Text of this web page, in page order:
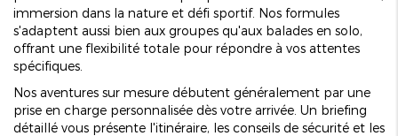
immersion dans la nature et défi sportif. Nos formules
s'adaptent aussi bien aux groupes qu'aux balades en solo,
offrant une flexibilité totale pour répondre à vos attentes
spécifiques.
Nos aventures sur mesure débutent généralement par une
prise en charge personnalisée dès votre arrivée. Un briefing
détaillé vous présente l'itinéraire, les conseils de sécurité et les